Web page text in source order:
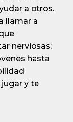
a otros.
llamar a
nerviosas;
hasta
jugar y te